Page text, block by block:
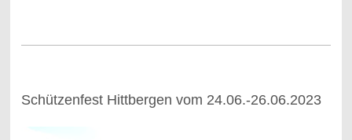
Schützenfest Hittbergen vom 24.06.-26.06.2023